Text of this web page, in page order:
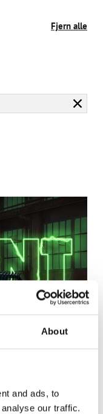
About
and ads, to
our traffic.
Fjern alle
Fjern
søk